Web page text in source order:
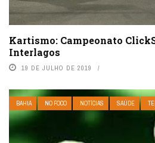
Kartismo: Campeonato
Interlagos
19 DE JULHO DE 2019
BAHIA NO FOCO NOTÍCIAS SAÚDE